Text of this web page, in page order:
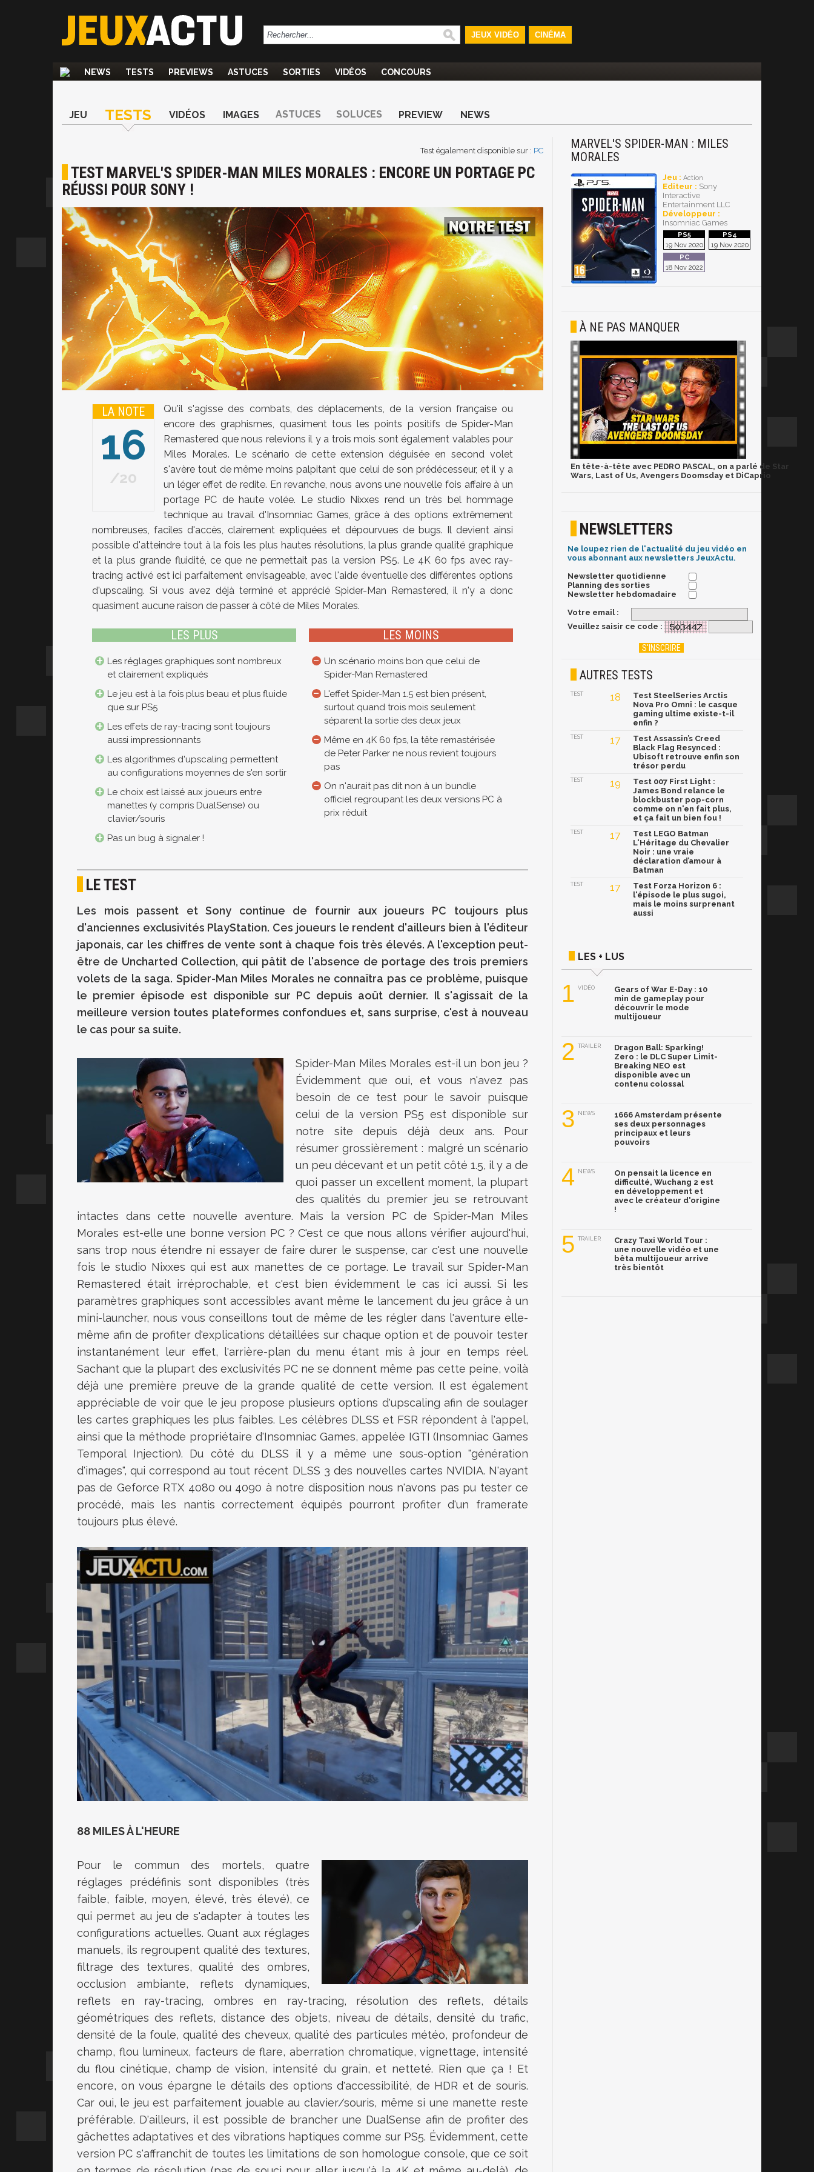
JEUX VIDÉO CINÉMA
NEWS TESTS PREVIEWS ASTUCES SORTIES VIDÉOS CONCOURS
JEU TESTS VIDÉOS IMAGES ASTUCES SOLUCES PREVIEW NEWS
Test également disponible sur : PC
TEST MARVEL'S SPIDER-MAN MILES MORALES : ENCORE UN PORTAGE PC
RÉUSSI POUR SONY !
LA NOTE
16
20
Qu'il s'agisse des combats, des déplacements, de la version française ou
encore des graphismes, quasiment tous les points positifs de Spider-Man
Remastered que nous relevions il y a trois mois sont également valables pour
Miles Morales. Le scénario de cette extension déguisée en second volet
s'avère tout de même moins palpitant que celui de son prédécesseur, et il y a
un léger effet de redite. En revanche, nous avons une nouvelle fois affaire à un
portage PC de haute volée. Le studio Nixxes rend un très bel hommage
technique au travail d'Insomniac Games, grâce à des options extrêmement
nombreuses, faciles d'accès, clairement expliquées et dépourvues de bugs. Il devient ainsi
possible d'atteindre tout à la fois les plus hautes résolutions, la plus grande qualité graphique
et la plus grande fluidité, ce que ne permettait pas la version PS5. Le 4K 60 fps avec ray-
tracing activé est ici parfaitement envisageable, avec l'aide éventuelle des différentes options
d'upscaling. Si vous avez déjà terminé et apprécié Spider-Man Remastered, il n'y a donc
quasiment aucune raison de passer à côté de Miles Morales.
LES PLUS
Les réglages graphiques sont nombreux
et clairement expliqués
Le jeu est à la fois plus beau et plus fluide
que sur PS5
Les effets de ray-tracing sont toujours
aussi impressionnants
Les algorithmes d'upscaling permettent
au configurations moyennes de s'en sortir
Le choix est laissé aux joueurs entre
manettes (y compris DualSense) ou
clavier/souris
Pas un bug à signaler !
LES MOINS
Un scénario moins bon que celui de
Spider-Man Remastered
L'effet Spider-Man 1.5 est bien présent,
surtout quand trois mois seulement
séparent la sortie des deux jeux
Même en 4K 60 fps, la tête remastérisée
de Peter Parker ne nous revient toujours
pas
On n'aurait pas dit non à un bundle
officiel regroupant les deux versions PC à
prix réduit
LE TEST
Les mois passent et Sony continue de fournir aux joueurs PC toujours plus
d'anciennes exclusivités PlayStation. Ces joueurs le rendent d'ailleurs bien à l'éditeur
japonais, car les chiffres de vente sont à chaque fois très élevés. A l'exception peut-
être de Uncharted Collection, qui pâtit de l'absence de portage des trois premiers
volets de la saga. Spider-Man Miles Morales ne connaîtra pas ce problème, puisque
le premier épisode est disponible sur PC depuis août dernier. Il s'agissait de la
meilleure version toutes plateformes confondues et, sans surprise, c'est à nouveau
le cas pour sa suite.
Spider-Man Miles Morales est-il un bon jeu ?
Évidemment que oui, et vous n'avez pas
besoin de ce test pour le savoir puisque
celui de la version PS5 est disponible sur
notre site depuis déjà deux ans. Pour
résumer grossièrement : malgré un scénario
un peu décevant et un petit côté 1.5, il y a de
quoi passer un excellent moment, la plupart
des qualités du premier jeu se retrouvant
intactes dans cette nouvelle aventure. Mais la version PC de Spider-Man Miles
Morales est-elle une bonne version PC ? C'est ce que nous allons vérifier aujourd'hui,
sans trop nous étendre ni essayer de faire durer le suspense, car c'est une nouvelle
fois le studio Nixxes qui est aux manettes de ce portage. Le travail sur Spider-Man
Remastered était irréprochable, et c'est bien évidemment le cas ici aussi. Si les
paramètres graphiques sont accessibles avant même le lancement du jeu grâce à un
mini-launcher, nous vous conseillons tout de même de les régler dans l'aventure elle-
même afin de profiter d'explications détaillées sur chaque option et de pouvoir tester
instantanément leur effet, l'arrière-plan du menu étant mis à jour en temps réel.
Sachant que la plupart des exclusivités PC ne se donnent même pas cette peine, voilà
déjà une première preuve de la grande qualité de cette version. Il est également
appréciable de voir que le jeu propose plusieurs options d'upscaling afin de soulager
les cartes graphiques les plus faibles. Les célèbres DLSS et FSR répondent à l'appel,
ainsi que la méthode propriétaire d'Insomniac Games, appelée IGTI (Insomniac Games
Temporal Injection). Du côté du DLSS il y a même une sous-option "génération
d'images", qui correspond au tout récent DLSS 3 des nouvelles cartes NVIDIA. N'ayant
pas de Geforce RTX 4080 ou 4090 à notre disposition nous n'avons pas pu tester ce
procédé, mais les nantis correctement équipés pourront profiter d'un framerate
toujours plus élevé.
88 MILES À L'HEURE
Pour le commun des mortels, quatre
réglages prédéfinis sont disponibles (très
faible, faible, moyen, élevé, très élevé), ce
qui permet au jeu de s'adapter à toutes les
configurations actuelles. Quant aux réglages
manuels, ils regroupent qualité des textures,
filtrage des textures, qualité des ombres,
occlusion ambiante, reflets dynamiques,
reflets en ray-tracing, ombres en ray-tracing, résolution des reflets, détails
géométriques des reflets, distance des objets, niveau de détails, densité du trafic,
densité de la foule, qualité des cheveux, qualité des particules météo, profondeur de
champ, flou lumineux, facteurs de flare, aberration chromatique, vignettage, intensité
du flou cinétique, champ de vision, intensité du grain, et netteté. Rien que ça ! Et
encore, on vous épargne le détails des options d'accessibilité, de HDR et de souris.
Car oui, le jeu est parfaitement jouable au clavier/souris, même si une manette reste
préférable. D'ailleurs, il est possible de brancher une DualSense afin de profiter des
gâchettes adaptatives et des vibrations haptiques comme sur PS5. Évidemment, cette
version PC s'affranchit de toutes les limitations de son homologue console, que ce soit
MARVEL'S SPIDER-MAN : MILES
MORALES
Jeu : Action
Editeur : Sony
Interactive
Entertainment LLC
Développeur :
Insomniac Games
19 Nov 2020 19 Nov 2020
18 Nov 2022
À NE PAS MANQUER
En tête-à-tête avec PEDRO PASCAL, on a parlé de Star
Wars, Last of Us, Avengers Doomsday et DiCaprio
NEWSLETTERS
Ne loupez rien de l'actualité du jeu vidéo en
vous abonnant aux newsletters JeuxActu.
Newsletter quotidienne
Planning des sorties
Newsletter hebdomadaire
Votre email :
Veuillez saisir ce code :
AUTRES TESTS
TEST 18
Test SteelSeries Arctis
Nova Pro Omni : le casque
gaming ultime existe-t-il
enfin ?
TEST 17
Test Assassin’s Creed
Black Flag Resynced :
Ubisoft retrouve enfin son
trésor perdu
TEST 19
Test 007 First Light :
James Bond relance le
blockbuster pop-corn
comme on n'en fait plus,
et ça fait un bien fou !
TEST 17
Test LEGO Batman
L'Héritage du Chevalier
Noir : une vraie
déclaration d’amour à
Batman
TEST 17
Test Forza Horizon 6 :
l'épisode le plus sugoi,
mais le moins surprenant
aussi
LES + LUS
1 VIDÉO
Gears of War E-Day : 10
min de gameplay pour
découvrir le mode
multijoueur
2 TRAILER
Dragon Ball: Sparking!
Zero : le DLC Super Limit-
Breaking NEO est
disponible avec un
contenu colossal
3 NEWS
1666 Amsterdam présente
ses deux personnages
principaux et leurs
pouvoirs
4 NEWS
On pensait la licence en
difficulté, Wuchang 2 est
en développement et
avec le créateur d'origine
!
5 TRAILER
Crazy Taxi World Tour :
une nouvelle vidéo et une
bêta multijoueur arrive
très bientôt